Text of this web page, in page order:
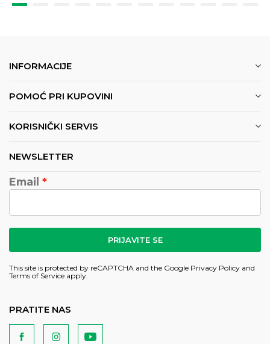
INFORMACIJE
POMOĆ PRI KUPOVINI
KORISNIČKI SERVIS
NEWSLETTER
Email
PRIJAVITE SE
This site is protected by reCAPTCHA and the Google Privacy Policy and
Terms of Service apply.
PRATITE NAS